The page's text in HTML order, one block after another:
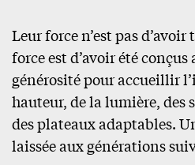
Leur force n’est pas
force est d’avoir été
générosité pour accueillir
hauteur, de la lumière, des
des plateaux adaptables.
laissée aux générations